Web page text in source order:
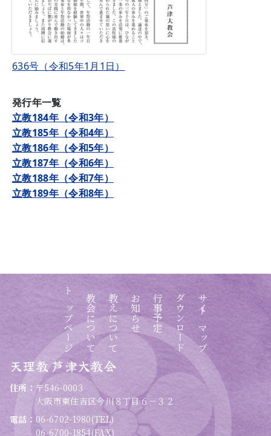
636号（令和5年1月1日）
発行年一覧
立教184年（令和3年）
立教185年（令和4年）
立教186年（令和5年）
立教187年（令和6年）
立教188年（令和7年）
立教189年（令和8年）
天理教 芦津大教会
住所： 〒546-0003
大阪市東住吉区今川８丁目６－３２
電話： 06-6702-1980(TEL)
06-6700-1854(FAX)
トップページ教会について教えについて お知らせ 行事予定 ダウンロードサイトマップ